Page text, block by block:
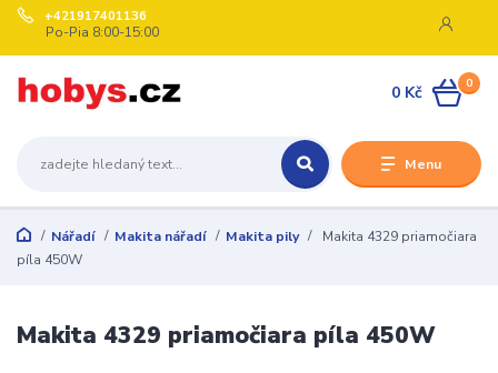
Menu
+421917401136
Po-Pia 8:00-15:00
0
0 Kč
Nářadí Makita nářadí Makita pily
Makita 4329 priamočiara
píla 450W
Makita 4329 priamočiara píla 450W